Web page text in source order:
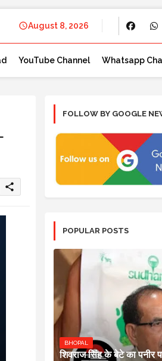
August 8, 2026
YouTube Channel Whatsapp
share
FOLLOW BY GOOGLE
POPULAR POSTS
BHOPAL
शिवराज सिंह के बेटे का पनीर